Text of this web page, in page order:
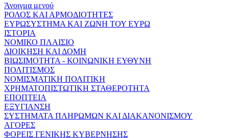
Άνοιγμα μενού
ΡΟΛΟΣ ΚΑΙ ΑΡΜΟΔΙΟΤΗΤΕΣ
ΕΥΡΩΣΥΣΤΗΜΑ ΚΑΙ ΖΩΝΗ ΤΟΥ ΕΥΡΩ
ΙΣΤΟΡΙΑ
ΝΟΜΙΚΟ ΠΛΑΙΣΙΟ
ΔΙΟΙΚΗΣΗ ΚΑΙ ΔΟΜΗ
ΒΙΩΣΙΜΟΤΗΤΑ - ΚΟΙΝΩΝΙΚΗ ΕΥΘΥΝΗ
ΠΟΛΙΤΙΣΜΟΣ
ΝΟΜΙΣΜΑΤΙΚΗ ΠΟΛΙΤΙΚΗ
ΧΡΗΜΑΤΟΠΙΣΤΩΤΙΚΗ ΣΤΑΘΕΡΟΤΗΤΑ
ΕΠΟΠΤΕΙΑ
ΕΞΥΓΙΑΝΣΗ
ΣΥΣΤΗΜΑΤΑ ΠΛΗΡΩΜΩΝ ΚΑΙ ΔΙΑΚΑΝΟΝΙΣΜΟΥ
ΑΓΟΡΕΣ
ΦΟΡΕΙΣ ΓΕΝΙΚΗΣ ΚΥΒΕΡΝΗΣΗΣ